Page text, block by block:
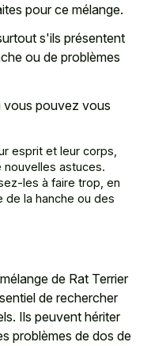
pour ce mélange.
s'ils présentent
ou de problèmes
vous pouvez vous
esprit et leur corps,
astuces.
les à faire trop, en
de la hanche ou des
de Rat Terrier
de rechercher
Ils peuvent hériter
problèmes de dos de